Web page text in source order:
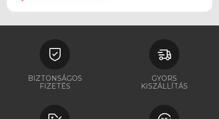
BIZTONSÁGOS
FIZETÉS
GYORS
KISZÁLLÍTÁS